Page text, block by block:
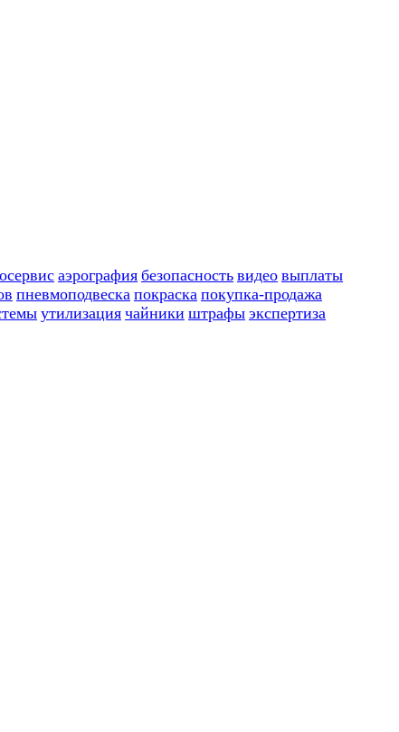
аэрография безопасность видео выплаты
пневмоподвеска покраска покупка-продажа
утилизация чайники штрафы экспертиза